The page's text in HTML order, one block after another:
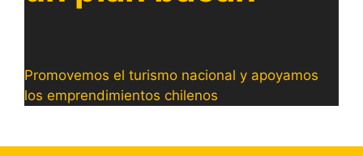
Promovemos el turismo nacional y apoyamos
los emprendimientos chilenos